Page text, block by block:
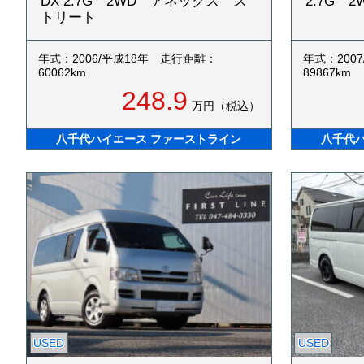
トリート
年式：2006/平成18年 走行距離：
60062km
248.9 万円（税込）
八千代ハイエース ファーストライン
年式：
89867km
八千代
USED USED